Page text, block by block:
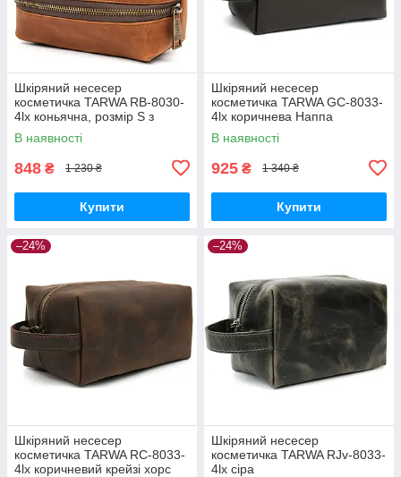
Шкіряний несесер
косметичка TARWA RB-8030-
4lx коньячна, розмір S з
ручкою
В наявності
848 ₴ 1 230 ₴
Купити
Шкіряний несесер
косметичка TARWA GC-8033-
4lx коричнева Наппа
В наявності
925 ₴ 1 340 ₴
Купити
–24%
Шкіряний несесер
косметичка TARWA RC-8033-
4lx коричневий крейзі хорс
–24%
Шкіряний несесер
косметичка TARWA RJv-8033-
4lx сіра